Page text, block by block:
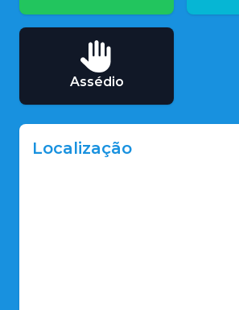
Assédio
Localização